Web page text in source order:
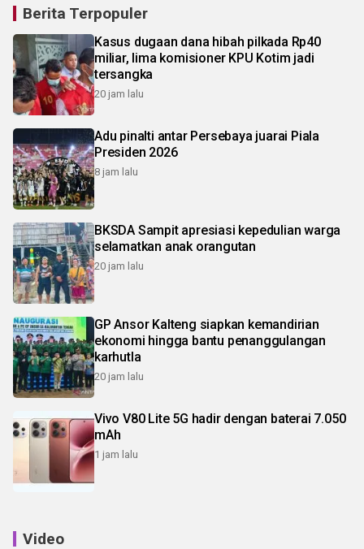
Berita Terpopuler
Kasus dugaan dana hibah pilkada Rp40
miliar, lima komisioner KPU Kotim jadi
tersangka
20 jam lalu
Adu pinalti antar Persebaya juarai Piala
Presiden 2026
8 jam lalu
BKSDA Sampit apresiasi kepedulian warga
selamatkan anak orangutan
20 jam lalu
GP Ansor Kalteng siapkan kemandirian
ekonomi hingga bantu penanggulangan
karhutla
20 jam lalu
Vivo V80 Lite 5G hadir dengan baterai 7.050
mAh
1 jam lalu
Video